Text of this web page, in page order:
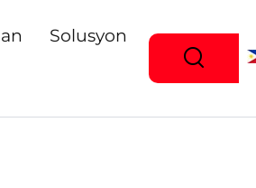
Solusyon